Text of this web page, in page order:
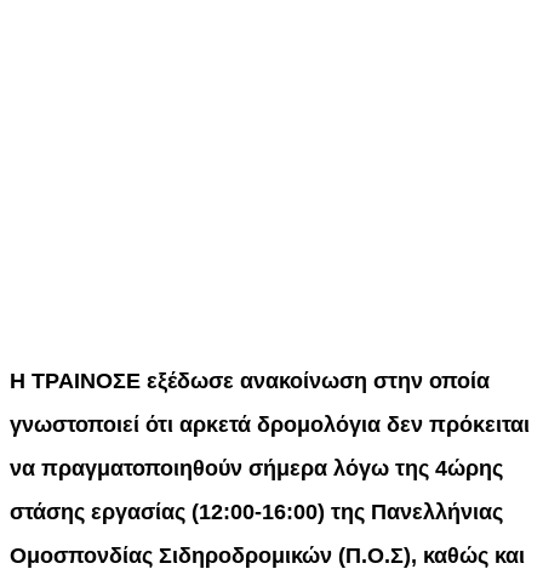
Η ΤΡΑΙΝΟΣΕ εξέδωσε ανακοίνωση στην οποία
γνωστοποιεί ότι αρκετά δρομολόγια δεν πρόκειται
να πραγματοποιηθούν σήμερα λόγω της 4ώρης
στάσης εργασίας (12:00-16:00) της Πανελλήνιας
Ομοσπονδίας Σιδηροδρομικών (Π.Ο.Σ), καθώς και